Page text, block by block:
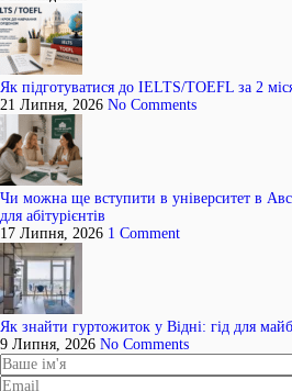
Як підготуватися до IELTS/TOEFL за 2
21 Липня, 2026 No Comments
Чи можна ще вступити в університет в
для абітурієнтів
17 Липня, 2026 1 Comment
Як знайти гуртожиток у Відні: гід для
9 Липня, 2026 No Comments